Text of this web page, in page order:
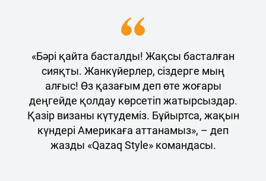
«Бәрі қайта басталды! Жақсы басталған
сияқты. Жанкүйерлер, сіздерге мың
алғыс! Өз қазағым деп өте жоғары
деңгейде қолдау көрсетіп жатырсыздар.
Қазір визаны күтудеміз. Бұйыртса, жақын
күндері Америкаға аттанамыз», – деп
жазды «Qazaq Style» командасы.